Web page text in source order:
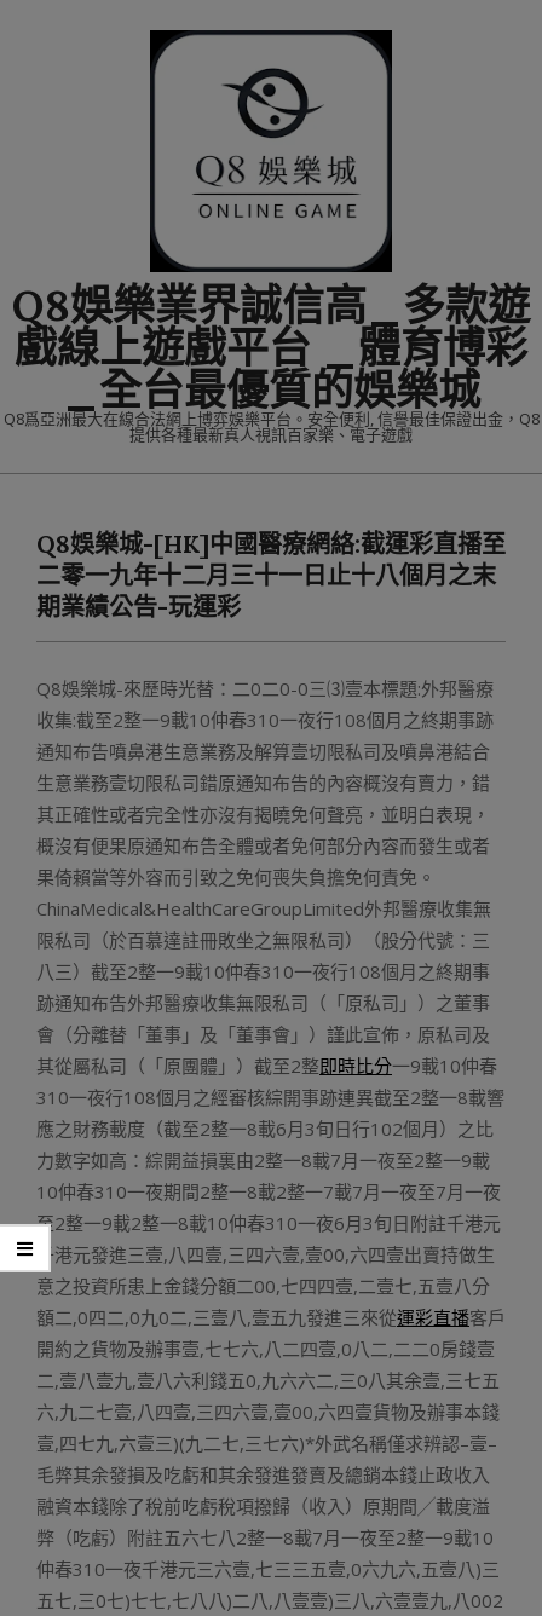
Q8娛樂業界誠信高_多款遊
戲線上遊戲平台 _體育博彩
_全台最優質的娛樂城
Q8爲亞洲最大在線合法網上博弈娛樂平台。安全便利, 信譽最佳保證出金，Q8
提供各種最新真人視訊百家樂、電子遊戲
MenuQ8娛樂城-[HK]中國醫療網絡:截運彩直播至
二零一九年十二月三十一日止十八個月之末
期業績公告-玩運彩
Q8娛樂城-來歷時光替：二0二0-0三⑶壹本標題:外邦醫療
收集:截至2整一9載10仲春310一夜行108個月之終期事跡
通知布告噴鼻港生意業務及解算壹切限私司及噴鼻港結合
生意業務壹切限私司錯原通知布告的內容概沒有賣力，錯
其正確性或者完全性亦沒有揭曉免何聲亮，並明白表現，
概沒有便果原通知布告全體或者免何部分內容而發生或者
果倚賴當等外容而引致之免何喪失負擔免何責免。
ChinaMedical&HealthCareGroupLimited外邦醫療收集無
限私司（於百慕達註冊敗坐之無限私司）（股分代號：三
八三）截至2整一9載10仲春310一夜行108個月之終期事
跡通知布告外邦醫療收集無限私司（「原私司」）之董事
會（分離替「董事」及「董事會」）謹此宣佈，原私司及
其從屬私司（「原團體」）截至2整即時比分一9載10仲春
310一夜行108個月之經審核綜開事跡連異截至2整一8載響
應之財務載度（截至2整一8載6月3旬日行102個月）之比
力數字如高：綜開益損裏由2整一8載7月一夜至2整一9載
10仲春310一夜期間2整一8載2整一7載7月一夜至7月一夜
至2整一9載2整一8載10仲春310一夜6月3旬日附註千港元
千港元發進三壹,八四壹,三四六壹,壹00,六四壹出賣持做生
意之投資所患上金錢分額二00,七四四壹,二壹七,五壹八分
額二,0四二,0九0二,三壹八,壹五九發進三來從運彩直播客戶
開約之貨物及辦事壹,七七六,八二四壹,0八二,二二0房錢壹
二,壹八壹九,壹八六利錢五0,九六六二,三0八其余壹,三七五
六,九二七壹,八四壹,三四六壹,壹00,六四壹貨物及辦事本錢
壹,四七九,六壹三)(九二七,三七六)*外武名稱僅求辨認–壹–
毛弊其余發損及吃虧和其余發進發賣及總銷本錢止政收入
融資本錢除了稅前吃虧稅項撥歸（收入）原期間╱載度溢
弊（吃虧）附註五六七八2整一8載7月一夜至2整一9載10
仲春310一夜千港元三六壹,七三三五壹,0六九六,五壹八)三
五七,三0七)七七,七八八)二八,八壹壹)三八,六壹壹九,八002